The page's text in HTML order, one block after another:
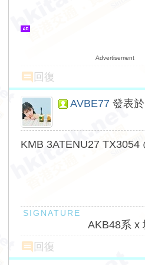
Advertisement
回復
AVBE77 發表
KMB 3ATENU27 TX3054
AKB48系 x
回復